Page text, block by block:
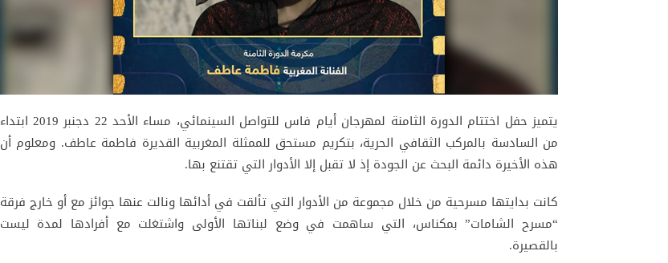
يتميز حفل اختتام الدورة الثامنة لمهرجان أيام فاس للتواصل السينمائي، مساء الأحد 22 دجنبر 2019 ابتداء
من السادسة بالمركب الثقافي الحرية، بتكريم مستحق للممثلة المغربية القديرة فاطمة عاطف. ومعلوم أن
هذه الأخيرة دائمة البحث عن الجودة إذ لا تقبل إلا الأدوار التي تقتنع بها.
كانت بدايتها مسرحية من خلال مجموعة من الأدوار التي تألقت في أدائها ونالت عنها جوائز مع أو خارج فرقة
“مسرح الشامات” بمكناس، التي ساهمت في وضع لبناتها الأولى واشتغلت مع أفرادها لمدة ليست
بالقصيرة.